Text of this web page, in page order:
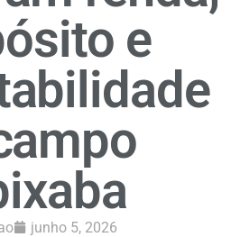
e
junho 5, 2026